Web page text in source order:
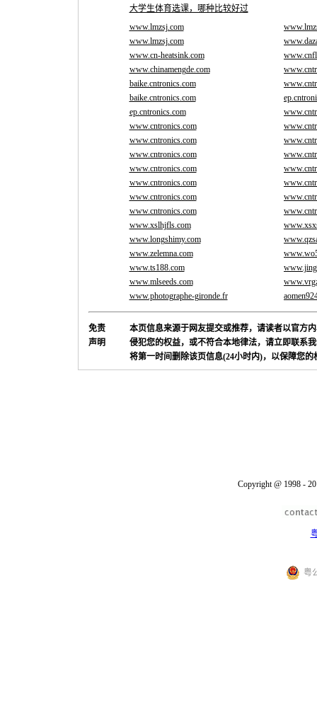
大学生体育选课，哪种比较好过
www.lmzsj.com
www.lmzsj.com
www.cn-heatsink.com
www.chinamengde.com
baike.cntronics.com
baike.cntronics.com
ep.cntronics.com
www.cntronics.com
www.cntronics.com
www.cntronics.com
www.cntronics.com
www.cntronics.com
www.cntronics.com
www.cntronics.com
www.xslhjfls.com
www.longshimy.com
www.zelemna.com
www.ts188.com
www.mlseeds.com
www.photographe-gironde.fr
免责
声明
本页信息来源于网友提交或推荐，请读者以官方
侵犯您的权益，或不符合本地律法，请立即联系
将第一时间删除该页信息(24小时内)，以保障您的
Copyright @ 1998 -
粤